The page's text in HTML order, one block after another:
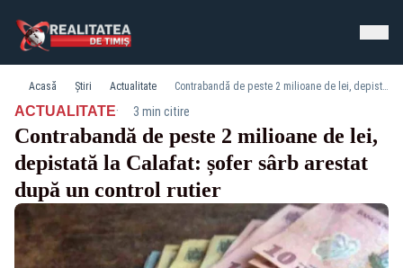
Acasă Știri Actualitate Contrabandă de peste 2 milioane de lei, depistată la Calafat: șofer sârb arestat după un control rutier
ACTUALITATE· 3 min citire
Contrabandă de peste 2 milioane de lei,
depistată la Calafat: șofer sârb arestat
după un control rutier